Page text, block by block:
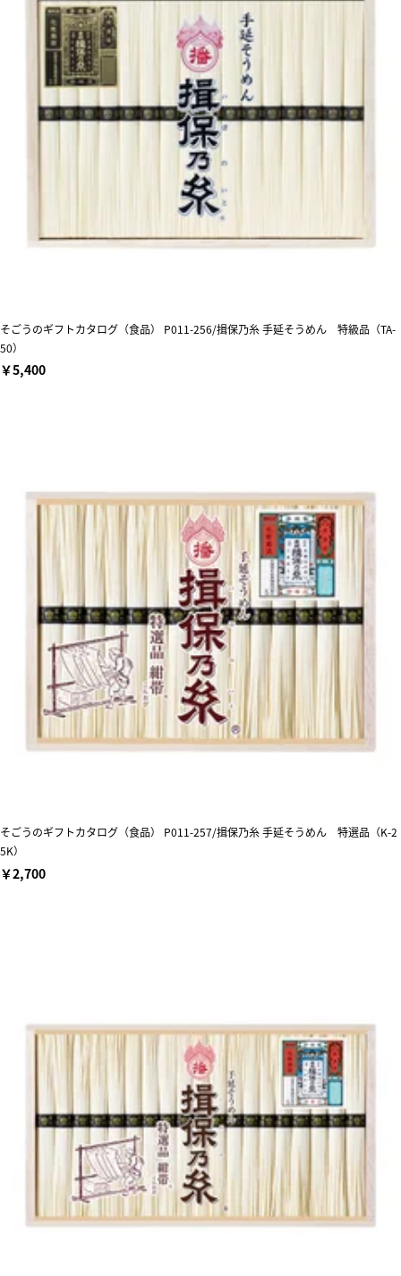
そごうのギフトカタログ（食品） P011-256/揖保乃糸 手延そうめん 特級品（TA-
50）
￥5,400
そごうのギフトカタログ（食品） P011-257/揖保乃糸 手延そうめん 特選品（K-2
5K）
￥2,700